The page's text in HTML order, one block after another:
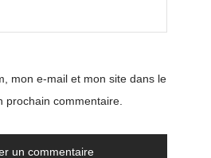
mon e-mail et mon site dans le
prochain commentaire.